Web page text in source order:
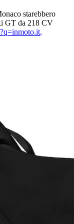
starebbero
GT da 218 CV
,